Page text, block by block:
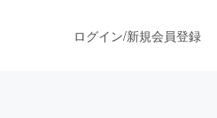
ログイン/新規会員登録